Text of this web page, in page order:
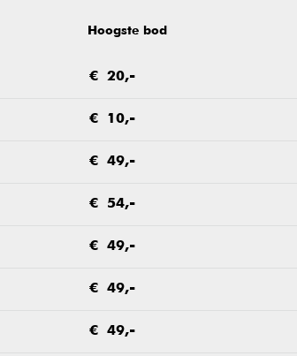
Hoogste bod
€ 20,-
€ 10,-
€ 49,-
€ 54,-
€ 49,-
€ 49,-
€ 49,-